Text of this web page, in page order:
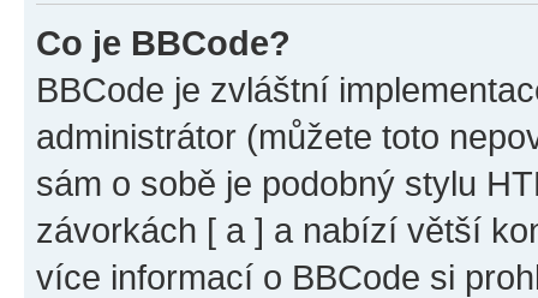
Co je BBCode?
BBCode je zvláštní
administrátor (můžete toto
sám o sobě je podobný stylu
závorkách [ a ] a nabízí větší
více informací o BBCode si